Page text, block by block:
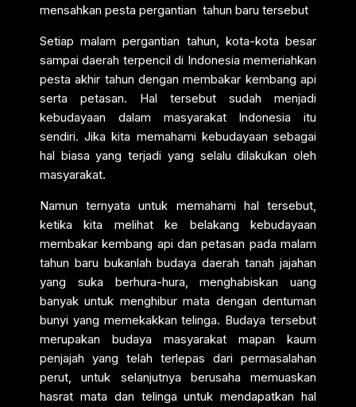
mensahkan pesta pergantian tahun baru tersebut
Setiap malam pergantian tahun, kota-kota besar
sampai daerah terpencil di Indonesia memeriahkan
pesta akhir tahun dengan membakar kembang api
serta petasan. Hal tersebut sudah menjadi
kebudayaan dalam masyarakat Indonesia itu
sendiri. Jika kita memahami kebudayaan sebagai
hal biasa yang terjadi yang selalu dilakukan oleh
masyarakat.
Namun ternyata untuk memahami hal tersebut,
ketika kita melihat ke belakang kebudayaan
membakar kembang api dan petasan pada malam
tahun baru bukanlah budaya daerah tanah jajahan
yang suka berhura-hura, menghabiskan uang
banyak untuk menghibur mata dengan dentuman
bunyi yang memekakkan telinga. Budaya tersebut
merupakan budaya masyarakat mapan kaum
penjajah yang telah terlepas dari permasalahan
perut, untuk selanjutnya berusaha memuaskan
hasrat mata dan telinga untuk mendapatkan hal